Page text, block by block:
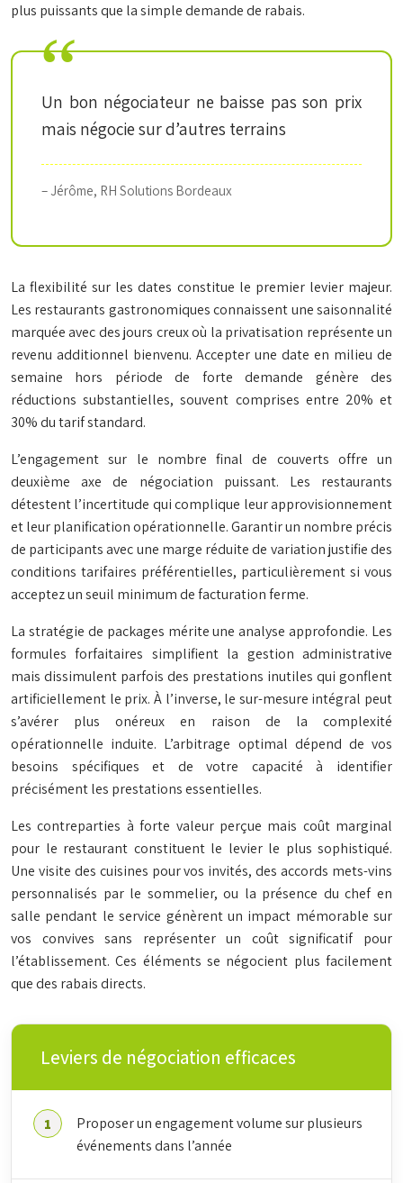
plus puissants que la simple demande de rabais.
Un bon négociateur ne baisse pas son prix
mais négocie sur d’autres terrains
– Jérôme, RH Solutions Bordeaux
La flexibilité sur les dates constitue le premier levier majeur.
Les restaurants gastronomiques connaissent une saisonnalité
marquée avec des jours creux où la privatisation représente un
revenu additionnel bienvenu. Accepter une date en milieu de
semaine hors période de forte demande génère des
réductions substantielles, souvent comprises entre 20% et
30% du tarif standard.
L’engagement sur le nombre final de couverts offre un
deuxième axe de négociation puissant. Les restaurants
détestent l’incertitude qui complique leur approvisionnement
et leur planification opérationnelle. Garantir un nombre précis
de participants avec une marge réduite de variation justifie des
conditions tarifaires préférentielles, particulièrement si vous
acceptez un seuil minimum de facturation ferme.
La stratégie de packages mérite une analyse approfondie. Les
formules forfaitaires simplifient la gestion administrative
mais dissimulent parfois des prestations inutiles qui gonflent
artificiellement le prix. À l’inverse, le sur-mesure intégral peut
s’avérer plus onéreux en raison de la complexité
opérationnelle induite. L’arbitrage optimal dépend de vos
besoins spécifiques et de votre capacité à identifier
précisément les prestations essentielles.
Les contreparties à forte valeur perçue mais coût marginal
pour le restaurant constituent le levier le plus sophistiqué.
Une visite des cuisines pour vos invités, des accords mets-vins
personnalisés par le sommelier, ou la présence du chef en
salle pendant le service génèrent un impact mémorable sur
vos convives sans représenter un coût significatif pour
l’établissement. Ces éléments se négocient plus facilement
que des rabais directs.
Leviers de négociation efficaces
Proposer un engagement volume sur plusieurs
événements dans l’année